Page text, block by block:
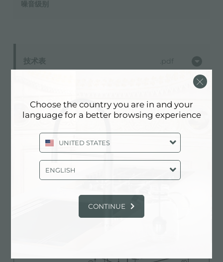
技术表 pdf
噪音级别
Choose the country you are in and your
language for a better browsing experience
UNITED STATES
ENGLISH
CONTINUE